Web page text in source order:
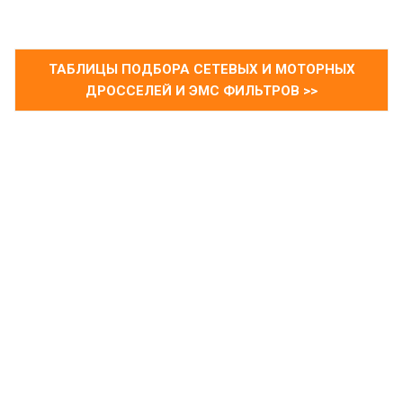
ТАБЛИЦЫ ПОДБОРА СЕТЕВЫХ И МОТОРНЫХ
ДРОССЕЛЕЙ И ЭМС ФИЛЬТРОВ >>